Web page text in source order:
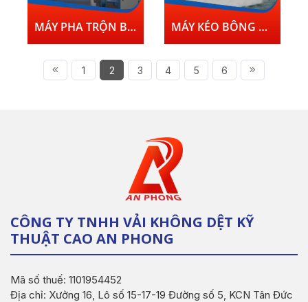
MÁY PHA TRỘN BÔNG NHIỀU KHOANG KIỂU FA028C + MÁY LÀM SẠCH BÔNG KIỂU JWF1124A MÁY KÉO BÔNG QUA LẠI KIỂU FA006D
1 2 3 4 5 6
CÔNG TY TNHH VẢI KHÔNG DỆT KỸ
THUẬT CAO AN PHONG
Mã số thuế: 1101954452
Địa chỉ: Xưởng 16, Lô số 15-17-19 Đường số 5, KCN Tân Đức